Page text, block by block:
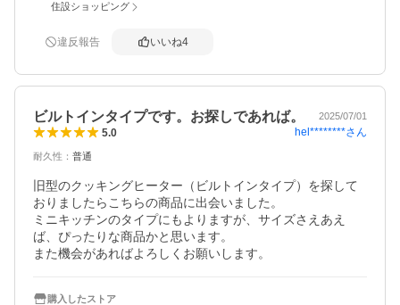
住設ショッピング
違反報告 いいね4
ビルトインタイプです。お探しであれば。 2025/07/01
5.0 hel********さん
耐久性 ： 普通
旧型のクッキングヒーター（ビルトインタイプ）を探して
おりましたらこちらの商品に出会いました。
ミニキッチンのタイプにもよりますが、サイズさえあえ
ば、ぴったりな商品かと思います。
また機会があればよろしくお願いします。
購入したストア